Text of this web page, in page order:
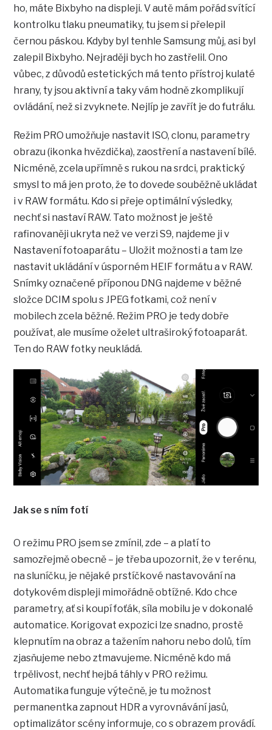
ho, máte Bixbyho na displeji. V autě mám pořád svítící
kontrolku tlaku pneumatiky, tu jsem si přelepil
černou páskou. Kdyby byl tenhle Samsung můj, asi byl
zalepil Bixbyho. Nejraději bych ho zastřelil. Ono
vůbec, z důvodů estetických má tento přístroj kulaté
hrany, ty jsou aktivní a taky vám hodně zkomplikují
ovládání, než si zvyknete. Nejlíp je zavřít je do futrálu.
Režim PRO umožňuje nastavit ISO, clonu, parametry
obrazu (ikonka hvězdička), zaostření a nastavení bílé.
Nicméně, zcela upřímně s rukou na srdci, praktický
smysl to má jen proto, že to dovede souběžně ukládat
i v RAW formátu. Kdo si přeje optimální výsledky,
nechť si nastaví RAW. Tato možnost je ještě
rafinovaněji ukryta než ve verzi S9, najdeme ji v
Nastavení fotoaparátu – Uložit možnosti a tam lze
nastavit ukládání v úsporném HEIF formátu a v RAW.
Snímky označené příponou DNG najdeme v běžné
složce DCIM spolu s JPEG fotkami, což není v
mobilech zcela běžné. Režim PRO je tedy dobře
používat, ale musíme oželet ultraširoký fotoaparát.
Ten do RAW fotky neukládá.
Jak se s ním fotí
O režimu PRO jsem se zmínil, zde – a platí to
samozřejmě obecně – je třeba upozornit, že v terénu,
na sluníčku, je nějaké prstíčkové nastavování na
dotykovém displeji mimořádně obtížné. Kdo chce
parametry, ať si koupí foťák, síla mobilu je v dokonalé
automatice. Korigovat expozici lze snadno, prostě
klepnutím na obraz a tažením nahoru nebo dolů, tím
zjasňujeme nebo ztmavujeme. Nicméně kdo má
trpělivost, nechť hejbá táhly v PRO režimu.
Automatika funguje výtečně, je tu možnost
permanentka zapnout HDR a vyrovnávání jasů,
optimalizátor scény informuje, co s obrazem provádí.